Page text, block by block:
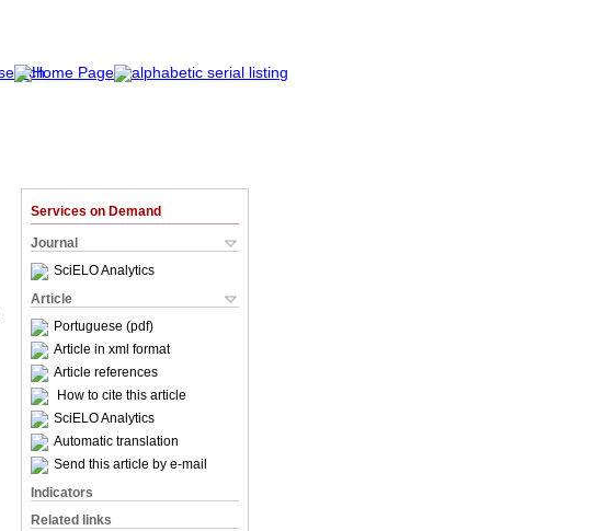
Services on Demand
Journal
SciELO Analytics
Article
Portuguese (pdf)
Article in xml format
Article references
How to cite this article
SciELO Analytics
Automatic translation
Send this article by e-mail
Indicators
Related links